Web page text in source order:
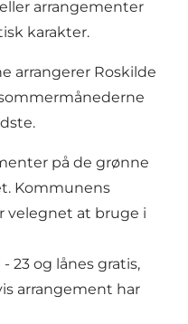
arrangementer
karakter.
arrangerer Roskilde
på de grønne
Kommunens
velegnet at bruge i
23 og lånes gratis,
arrangement har